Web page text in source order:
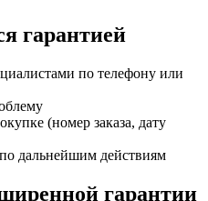
гарантией
по телефону или
(номер заказа, дату
дальнейшим действиям
гарантии